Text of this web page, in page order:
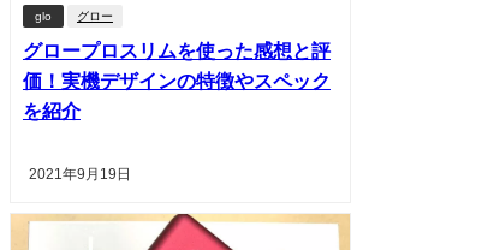
glo グロー
グロープロスリムを使った感想と評
価！実機デザインの特徴やスペック
を紹介
2021年9月19日